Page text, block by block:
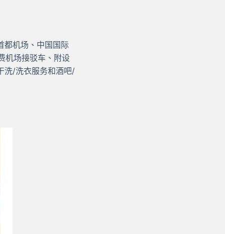
都机场、中国国际
机场接驳车、附设
洗/洗衣服务和酒吧/